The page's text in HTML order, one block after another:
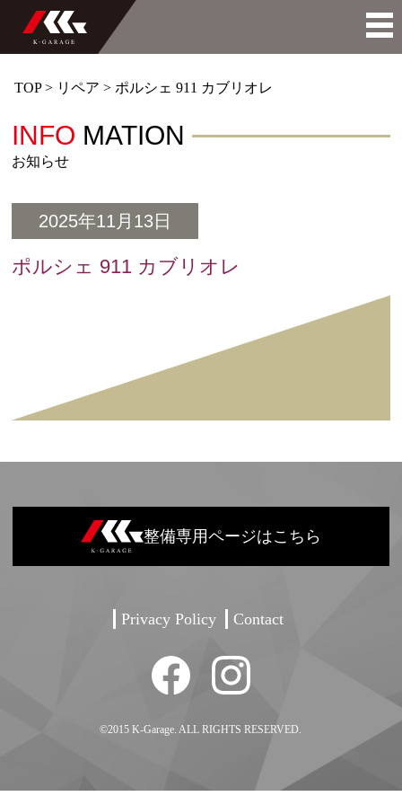
TOP> リペア > ポルシェ 911 カブリオレ
INFO MATION
お知らせ
2025年11月13日
ポルシェ 911 カブリオレ
整備専用ページはこちら
©2015 K-Garage. ALL RIGHTS RESERVED.
Privacy Policy Contact